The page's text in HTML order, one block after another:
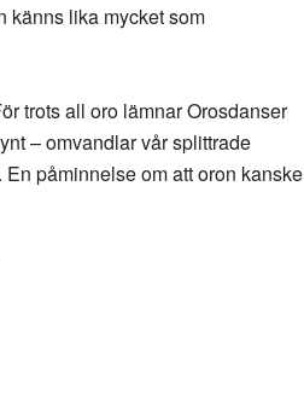
känns lika mycket som
trots all oro lämnar Orosdanser
– omvandlar vår splittrade
påminnelse om att oron kanske